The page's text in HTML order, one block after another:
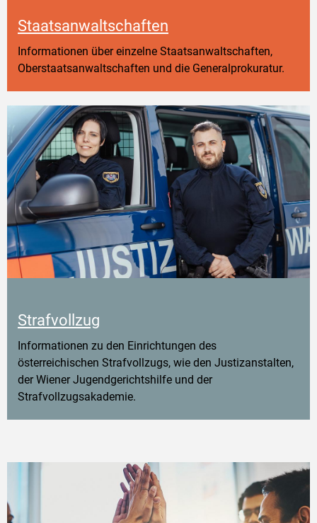
Staatsanwaltschaften
Informationen über einzelne Staatsanwaltschaften,
Oberstaatsanwaltschaften und die Generalprokuratur.
Strafvollzug
Informationen zu den Einrichtungen des
österreichischen Strafvollzugs, wie den Justizanstalten,
der Wiener Jugendgerichtshilfe und der
Strafvollzugsakademie.